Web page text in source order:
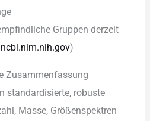
Gruppen derzeit
)
Zusammenfassung
standardisierte, robuste
Masse, Größenspektren